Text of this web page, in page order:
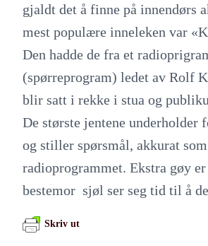
gjaldt det å finne på innendørs
mest populære inneleken var
Den hadde de fra et
(spørreprogram) ledet av Rolf
blir satt i rekke i stua og
De største jentene underholder
og stiller spørsmål, akkurat
radioprogrammet. Ekstra gøy
bestemor sjøl ser seg tid til å
Skriv ut